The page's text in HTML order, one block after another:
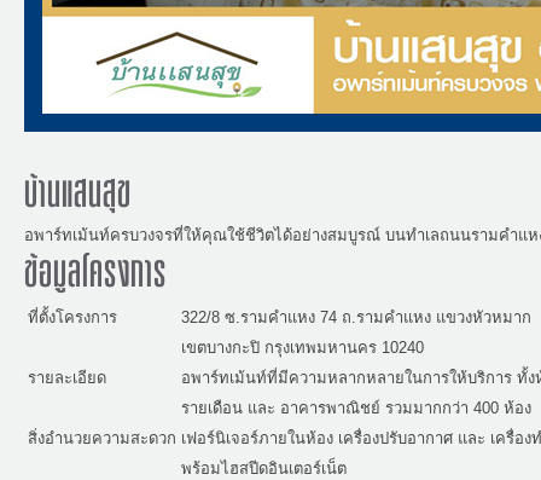
บ้านแสนสุข
อพาร์ทเม้นท์ครบวงจรที่ให้คุณใช้ชีวิตได้อย่างสมบูรณ์ บนทำเลถนนรามคำแห
ข้อมูลโครงการ
ที่ตั้งโครงการ
322/8 ซ.รามคำแหง 74 ถ.รามคำแหง แขวงหัวหมาก
เขตบางกะปิ กรุงเทพมหานคร 10240
รายละเอียด
อพาร์ทเม้นท์ที่มีความหลากหลายในการให้บริการ ทั้ง
รายเดือน และ อาคารพาณิชย์ รวมมากกว่า 400 ห้อง
สิ่งอำนวยความสะดวก เฟอร์นิเจอร์ภายในห้อง เครื่องปรับอากาศ และ เครื่อง
พร้อมไฮสปีดอินเตอร์เน็ต